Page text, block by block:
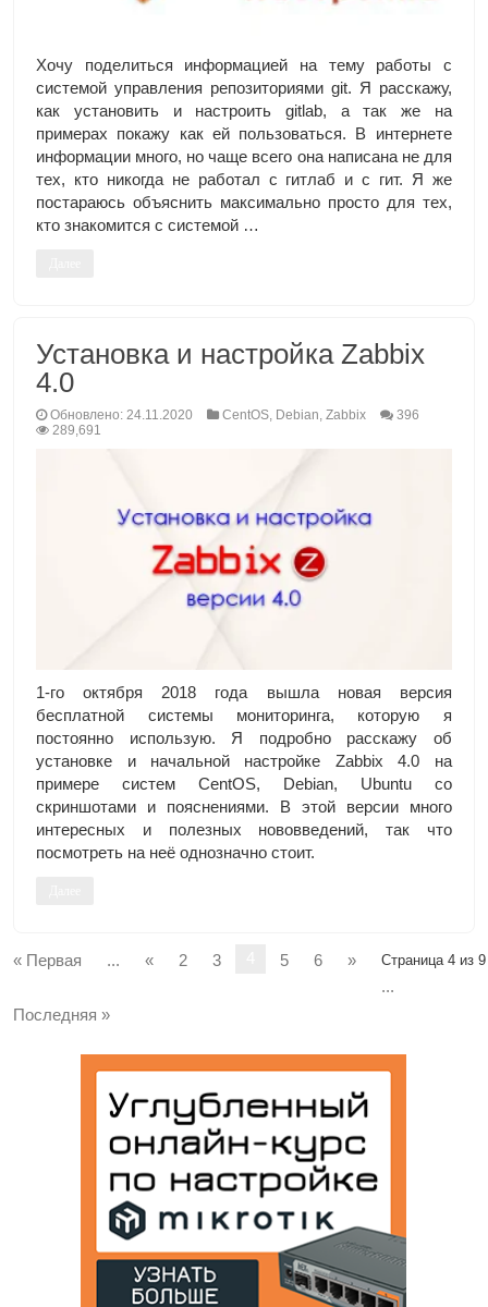
Хочу поделиться информацией на тему работы с
системой управления репозиториями git. Я расскажу,
как установить и настроить gitlab, а так же на
примерах покажу как ей пользоваться. В интернете
информации много, но чаще всего она написана не для
тех, кто никогда не работал с гитлаб и с гит. Я же
постараюсь объяснить максимально просто для тех,
кто знакомится с системой …
Установка и настройка Zabbix
4.0
Обновлено: 24.11.2020 CentOS, Debian,Zabbix
396
289,691
1-го октября 2018 года вышла новая версия
бесплатной системы мониторинга, которую я
постоянно использую. Я подробно расскажу об
установке и начальной настройке Zabbix 4.0 на
примере систем CentOS, Debian, Ubuntu со
скриншотами и пояснениями. В этой версии много
интересных и полезных нововведений, так что
посмотреть на неё однозначно стоит.
Страница 4 из 9
« Первая ... « 2 3 5 6
»
...
Последняя »